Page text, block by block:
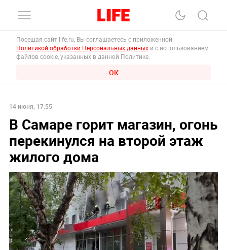
Посещая сайт life.ru, Вы соглашаетесь с приложенной
Политикой обработки Персональных данных и с использованием
файлов cookie, указанных в данной Политике.
ОК
14 июня, 17:55
В Самаре горит магазин, огонь
перекинулся на второй этаж
жилого дома